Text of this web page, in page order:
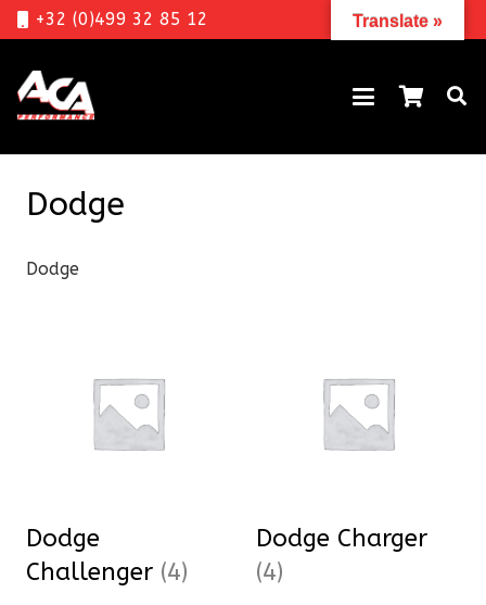
+32 (0)499 32 85 12
Dodge
Dodge
Dodge
Challenger (4)
Dodge Charger
(4)
Translate »